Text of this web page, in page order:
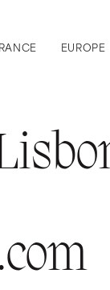
EUROPE